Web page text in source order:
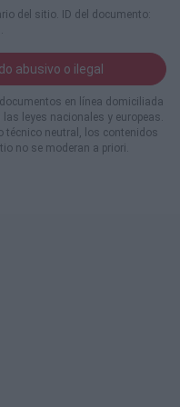
de un
mandato para
inscripción del
al Registro
organismo
del
por una
adelanta
tránsito es
copia
representación
del trámite,
del sitio. ID del documento:
abusivo o ilegal
en línea domiciliada
leyes nacionales y europeas.
técnico neutral, los contenidos
no se moderan a priori.